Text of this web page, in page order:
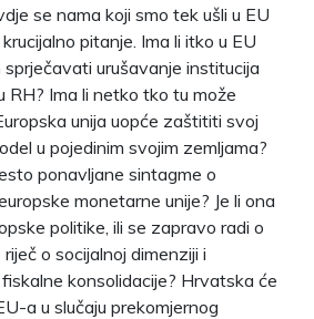
se nama koji smo tek ušli u EU
pitanje. Ima li itko u EU
urušavanje institucija
RH? Ima li netko tko tu može
unija uopće zaštititi svoj
u pojedinim svojim zemljama?
ponavljane sintagme o
monetarne unije? Je li ona
politike, ili se zapravo radi o
o socijalnoj dimenziji i
konsolidacije? Hrvatska će
a u slučaju prekomjernog